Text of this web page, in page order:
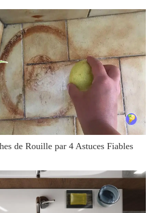
de Rouille par 4 Astuces Fiables